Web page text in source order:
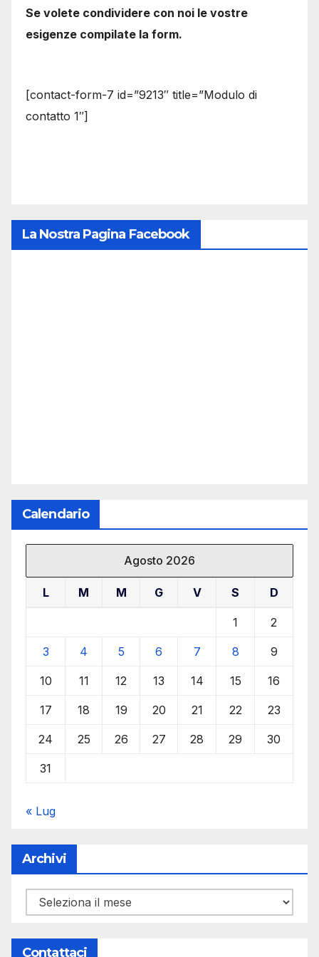
Se volete condividere con noi le vostre
esigenze compilate la form.
[contact-form-7 id=”9213″ title=”Modulo di
contatto 1″]
La Nostra Pagina Facebook
Calendario
Agosto 2026
L M M G V S D
1 2
3 4 5 6 7 8 9
10 11 12 13 14 15 16
17 18 19 20 21 22 23
24 25 26 27 28 29 30
31
« Lug
Archivi
Archivi
Contattaci